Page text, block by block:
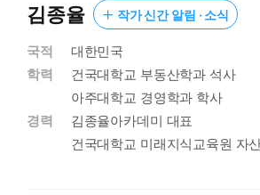
김종율 작가 신간 알림 · 소식
국적
대한민국
학력
건국대학교 부동산학과 석사
아주대학교 경영학과 학사
경력
김종율아카데미 대표
건국대학교 미래지식교육원 자